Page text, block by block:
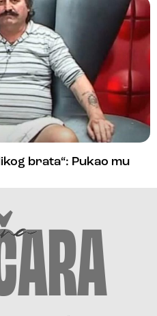
brata“: Pukao mu